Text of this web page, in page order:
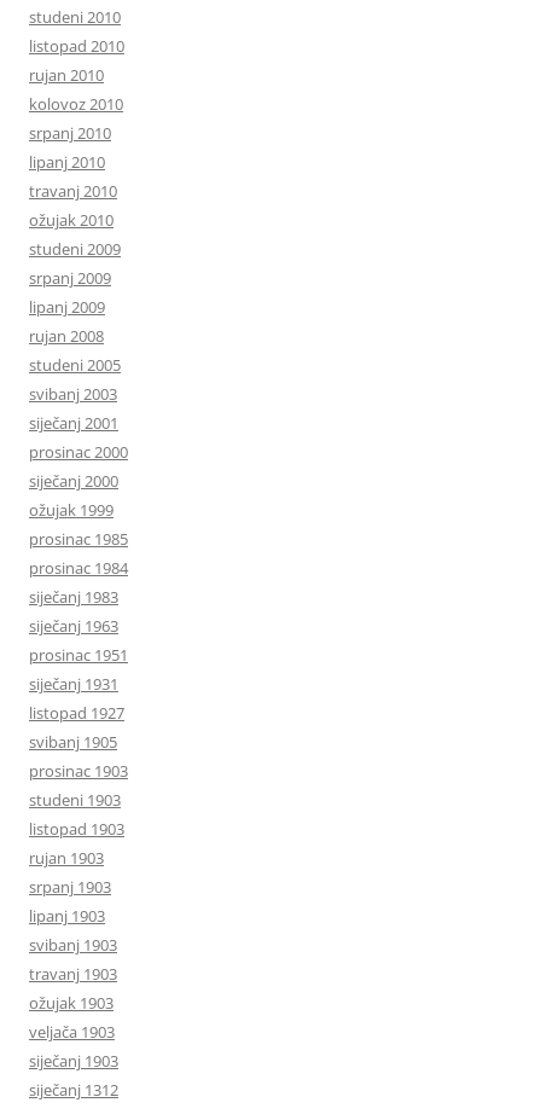
studeni 2010
listopad 2010
rujan 2010
kolovoz 2010
srpanj 2010
lipanj 2010
travanj 2010
ožujak 2010
studeni 2009
srpanj 2009
lipanj 2009
rujan 2008
studeni 2005
svibanj 2003
siječanj 2001
prosinac 2000
siječanj 2000
ožujak 1999
prosinac 1985
prosinac 1984
siječanj 1983
siječanj 1963
prosinac 1951
siječanj 1931
listopad 1927
svibanj 1905
prosinac 1903
studeni 1903
listopad 1903
rujan 1903
srpanj 1903
lipanj 1903
svibanj 1903
travanj 1903
ožujak 1903
veljača 1903
siječanj 1903
siječanj 1312